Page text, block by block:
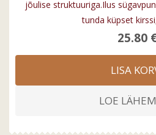
jõulise struktuuriga.Ilus
tunda küpset
25.80
LISA
LOE